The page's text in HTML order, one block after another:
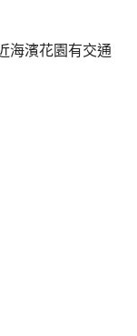
海濱花園有交通